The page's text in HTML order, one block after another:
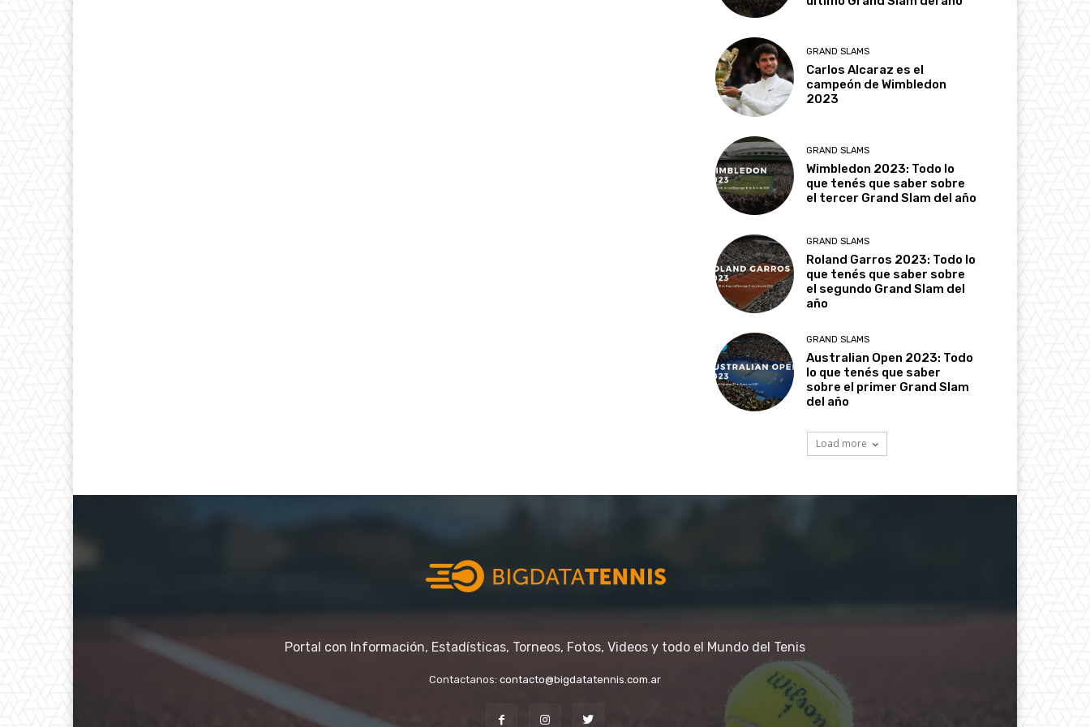
GRAND SLAMS
Carlos Alcaraz es el
campeón de Wimbledon
2023
GRAND SLAMS
Wimbledon 2023: Todo lo
que tenés que saber sobre
el tercer Grand Slam del año
GRAND SLAMS
Roland Garros 2023: Todo lo
que tenés que saber sobre
el segundo Grand Slam del
año
GRAND SLAMS
Australian Open 2023: Todo
lo que tenés que saber
sobre el primer Grand Slam
del año
Load more
Portal con Información, Estadísticas, Torneos, Fotos, Videos y todo el Mundo del Tenis
Contactanos: contacto@bigdatatennis.com.ar